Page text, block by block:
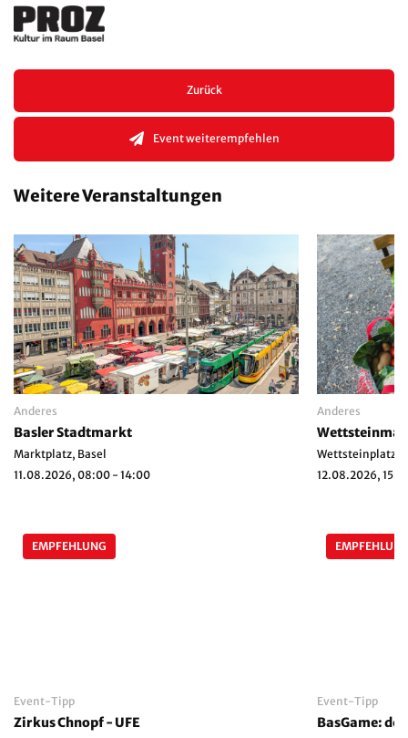
Zurück
Event weiterempfehlen
Weitere Veranstaltungen
Anderes
Basler Stadtmarkt
Marktplatz, Basel
11.08.2026, 08:00 - 14:00
Anderes
Wettsteinplatz,
12.08.2026,
EMPFEHLUNG
Event-Tipp
Zirkus Chnopf - UFE
Event-Tipp
BasGame: